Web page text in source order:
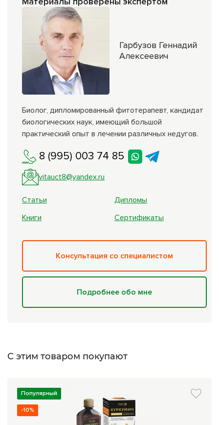
Биолог, дипломированный фитотерапевт, кандидат
биологических наук, имеющий большой
практический опыт в лечении различных недугов.
8 (995) 003 74 85
vitauct8@yandex.ru
Статьи
Дипломы
Книги
Сертификаты
Консультация со специалистом
Подробнее обо мне
Гарбузов Геннадий
Алексеевич
С этим товаром покупают
Популярный
-10%